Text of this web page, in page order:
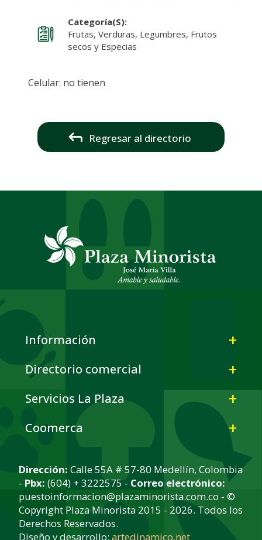
Categoría(s):
Frutas, Verduras, Legumbres, Frutos
secos y Especias
Celular: no tienen
Regresar al directorio
Información
Directorio comercial
Servicios La Plaza
Coomerca
Dirección: Calle 55A # 57-80 Medellín, Colombia
- Pbx: (604) + 3222575 - Correo electrónico:
puestoinformacion@plazaminorista.com.co - ©
Copyright Plaza Minorista 2015 - 2026. Todos los
Derechos Reservados.
Diseño y desarrollo:artedinamico.net